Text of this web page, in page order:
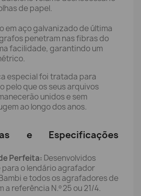
de papel.
em aço galvanizado de última
penetram nas fibras do
facilidade, garantindo um
especial foi tratada para
pelo que os seus arquivos
unidos e sem
ao longo dos anos.
e Especificações
Perfeita: Desenvolvidos
o lendário agrafador
e todos os agrafadores de
a referência N.º 25 ou 21/4.